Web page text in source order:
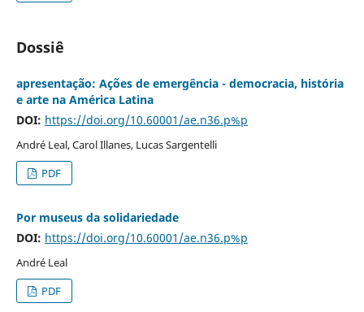
Dossiê
apresentação: Ações de emergência - democracia, história
e arte na América Latina
DOI: https://doi.org/10.60001/ae.n36.p%p
André Leal, Carol Illanes, Lucas Sargentelli
PDF
Por museus da solidariedade
DOI: https://doi.org/10.60001/ae.n36.p%p
André Leal
PDF